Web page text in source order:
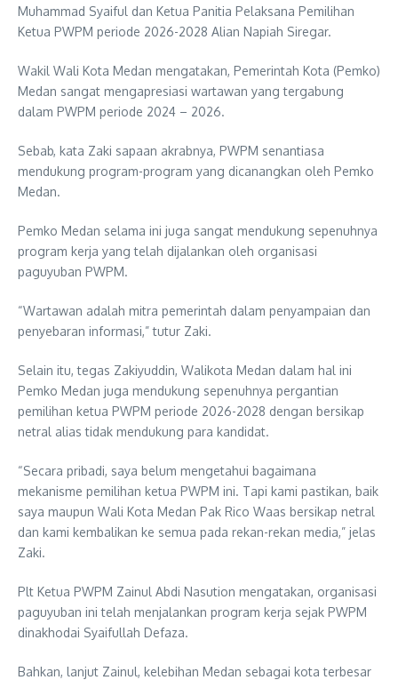
Muhammad Syaiful dan Ketua Panitia Pelaksana Pemilihan
Ketua PWPM periode 2026-2028 Alian Napiah Siregar.
Wakil Wali Kota Medan mengatakan, Pemerintah Kota (Pemko)
Medan sangat mengapresiasi wartawan yang tergabung
dalam PWPM periode 2024 – 2026.
Sebab, kata Zaki sapaan akrabnya, PWPM senantiasa
mendukung program-program yang dicanangkan oleh Pemko
Medan.
Pemko Medan selama ini juga sangat mendukung sepenuhnya
program kerja yang telah dijalankan oleh organisasi
paguyuban PWPM.
“Wartawan adalah mitra pemerintah dalam penyampaian dan
penyebaran informasi,” tutur Zaki.
Selain itu, tegas Zakiyuddin, Walikota Medan dalam hal ini
Pemko Medan juga mendukung sepenuhnya pergantian
pemilihan ketua PWPM periode 2026-2028 dengan bersikap
netral alias tidak mendukung para kandidat.
“Secara pribadi, saya belum mengetahui bagaimana
mekanisme pemilihan ketua PWPM ini. Tapi kami pastikan, baik
saya maupun Wali Kota Medan Pak Rico Waas bersikap netral
dan kami kembalikan ke semua pada rekan-rekan media,” jelas
Zaki.
Plt Ketua PWPM Zainul Abdi Nasution mengatakan, organisasi
paguyuban ini telah menjalankan program kerja sejak PWPM
dinakhodai Syaifullah Defaza.
Bahkan, lanjut Zainul, kelebihan Medan sebagai kota terbesar